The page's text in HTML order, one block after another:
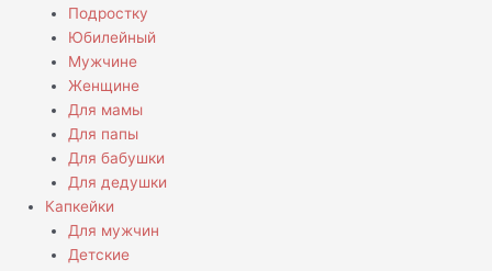
Подростку
Юбилейный
Мужчине
Женщине
Для мамы
Для папы
Для бабушки
Для дедушки
Капкейки
Для мужчин
Детские